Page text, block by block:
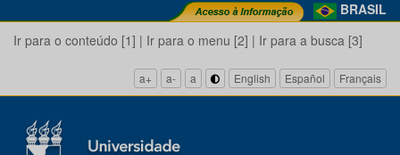
BRASIL
Ir para o conteúdo [1] | Ir para o menu [2] | Ir para a busca [3]
a+ a- a English Español Français